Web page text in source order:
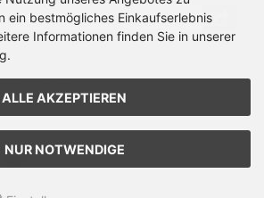
jederzeit hier oder in Ihrem
ein bestmögliches Einkaufserlebnis
Informationen finden Sie in unserer
ALLE AKZEPTIEREN
NUR NOTWENDIGE